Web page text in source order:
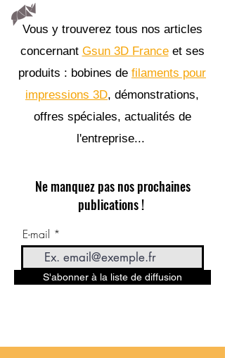
Vous y trouverez tous nos articles
concernant Gsun 3D Franceet ses
produits : bobines de filaments pour
impressions 3D, démonstrations,
offres spéciales, actualités de
l'entreprise...
Ne manquez pas nos prochaines
publications !
E-mail
S'abonner à la liste de diffusion